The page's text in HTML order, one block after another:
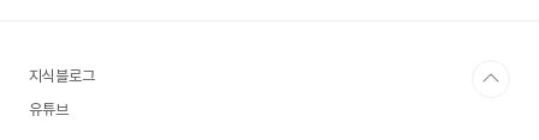
지식블로그
유튜브